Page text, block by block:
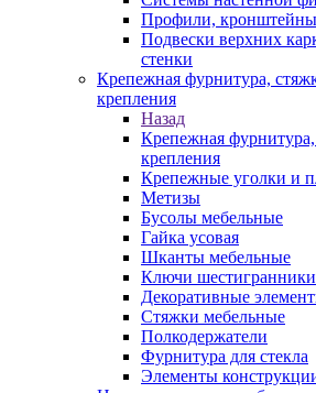
Профили, кронштейны
Подвески верхних
стенки
Крепежная фурнитура,
крепления
Назад
Крепежная
крепления
Крепежные уголки и
Метизы
Бусолы мебельные
Гайка усовая
Шканты мебельные
Ключи шестигранники
Декоративные
Стяжки мебельные
Полкодержатели
Фурнитура для стекла
Элементы